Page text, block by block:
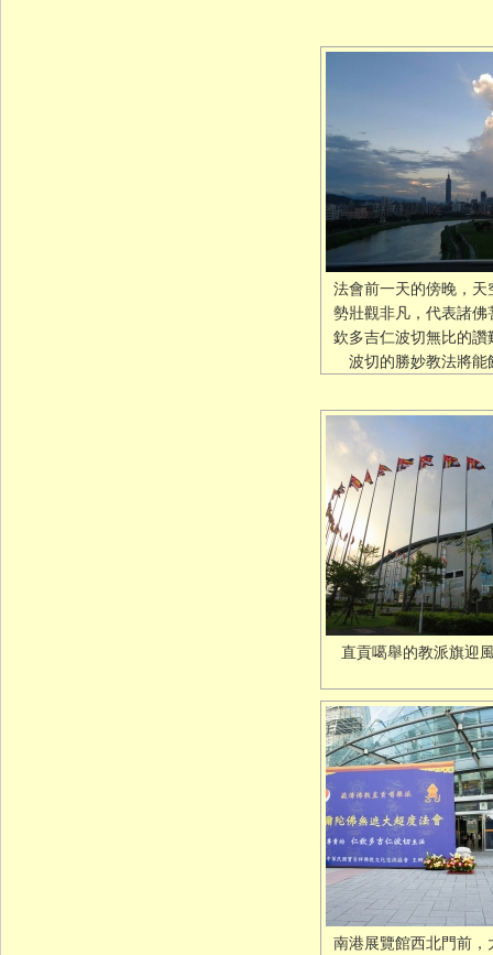
法會前一天的傍晚，
勢壯觀非凡，代表諸
欽多吉仁波切無比的
波切的勝妙教法將
直貢噶舉的教派旗迎
南港展覽館西北門前